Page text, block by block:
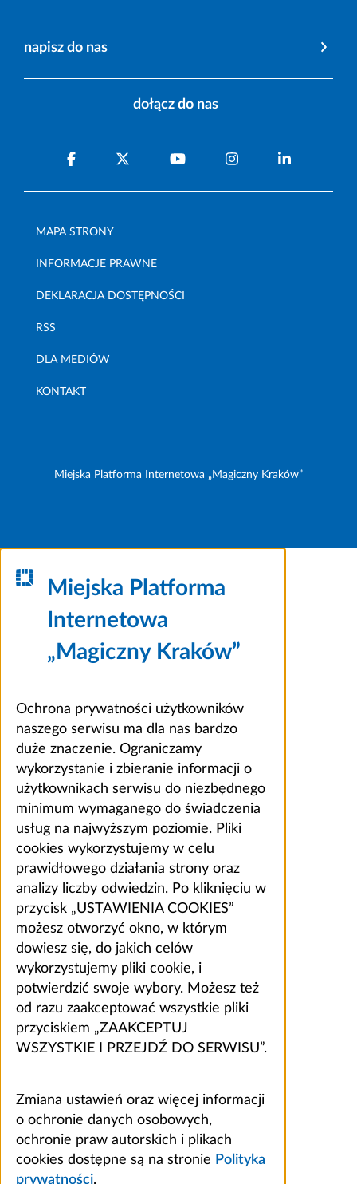
napisz do nas
dołącz do nas
MAPA STRONY
INFORMACJE PRAWNE
DEKLARACJA DOSTĘPNOŚCI
RSS
DLA MEDIÓW
KONTAKT
Miejska Platforma Internetowa „Magiczny Kraków”
Miejska Platforma
Internetowa
„Magiczny Kraków”
Ochrona prywatności użytkowników
naszego serwisu ma dla nas bardzo
duże znaczenie. Ograniczamy
wykorzystanie i zbieranie informacji o
użytkownikach serwisu do niezbędnego
minimum wymaganego do świadczenia
usług na najwyższym poziomie. Pliki
cookies wykorzystujemy w celu
prawidłowego działania strony oraz
analizy liczby odwiedzin. Po kliknięciu w
przycisk „USTAWIENIA COOKIES”
możesz otworzyć okno, w którym
dowiesz się, do jakich celów
wykorzystujemy pliki cookie, i
potwierdzić swoje wybory. Możesz też
od razu zaakceptować wszystkie pliki
przyciskiem „ZAAKCEPTUJ
WSZYSTKIE I PRZEJDŹ DO SERWISU”.
Zmiana ustawień oraz więcej informacji
o ochronie danych osobowych,
ochronie praw autorskich i plikach
cookies dostępne są na stronie Polityka
prywatności.